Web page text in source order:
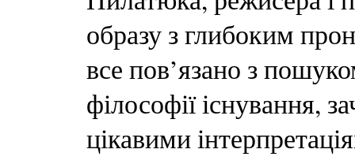
образу з глибоким
все пов’язано з
філософії існування,
цікавими